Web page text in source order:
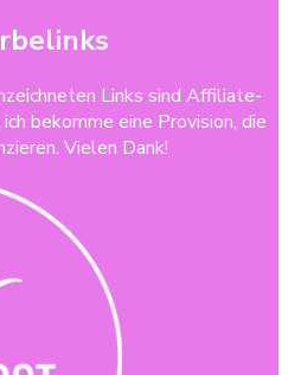
Links sind Affiliate-
bekomme eine Provision, die
Vielen Dank!